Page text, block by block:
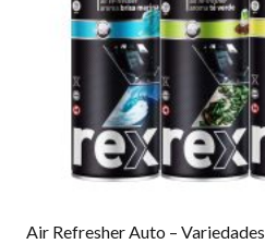
Air Refresher Auto – Variedades